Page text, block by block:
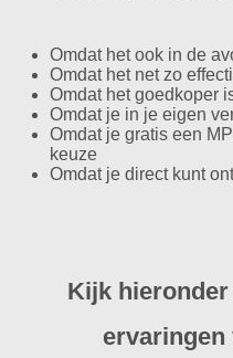
Omdat het ook in de
Omdat het net zo
Omdat het goedkoper
Omdat je in je eigen
Omdat je gratis een
keuze
Omdat je direct kunt
Kijk
ervaringen